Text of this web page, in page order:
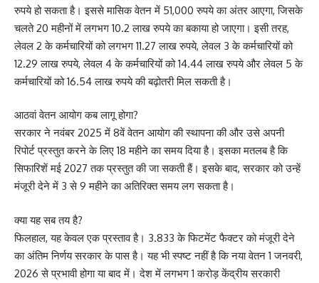
रुपये हो सकता है। इससे मासिक वेतन में 51,000 रुपये का अंतर आएगा, जिसके
चलते 20 महीनों में लगभग 10.2 लाख रुपये का बकाया हो जाएगा। इसी तरह,
लेवल 2 के कर्मचारियों को लगभग 11.27 लाख रुपये, लेवल 3 के कर्मचारियों को
12.29 लाख रुपये, लेवल 4 के कर्मचारियों को 14.44 लाख रुपये और लेवल 5 के
कर्मचारियों को 16.54 लाख रुपये की बढ़ोतरी मिल सकती है।
आठवां वेतन आयोग कब लागू होगा?
सरकार ने नवंबर 2025 में 8वें वेतन आयोग की स्थापना की और उसे अपनी
रिपोर्ट प्रस्तुत करने के लिए 18 महीने का समय दिया है। इसका मतलब है कि
सिफारिशें मई 2027 तक प्रस्तुत की जा सकती हैं। इसके बाद, सरकार को उन्हें
मंजूरी देने में 3 से 9 महीने का अतिरिक्त समय लग सकता है।
क्या यह सब तय है?
फिलहाल, यह केवल एक प्रस्ताव है। 3.833 के फिटमेंट फैक्टर को मंजूरी देने
का अंतिम निर्णय सरकार के पास है। यह भी स्पष्ट नहीं है कि नया वेतन 1 जनवरी,
2026 से प्रभावी होगा या बाद में। देश में लगभग 1 करोड़ केंद्रीय सरकारी